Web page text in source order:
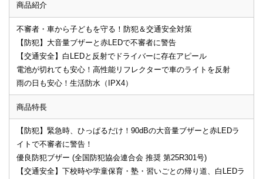
商品紹介
不審者・車から子どもを守る！防犯＆交通安全対策
【防犯】大音量ブザーと赤LEDで不審者に警告
【交通安全】白LEDと反射でドライバーに存在アピール
電池が切れても安心！高性能リフレクターで車のライトを反射
雨の日も安心！生活防水（IPX4）
商品特長
【防犯】緊急時、ひっぱるだけ！90dBの大音量ブザーと赤LEDラ
イトで不審者に警告！
優良防犯ブザー (全国防犯協会連合会 推奨 第25R301号)
【交通安全】下校時や学童保育・塾・習いごとの帰り道、白LEDラ